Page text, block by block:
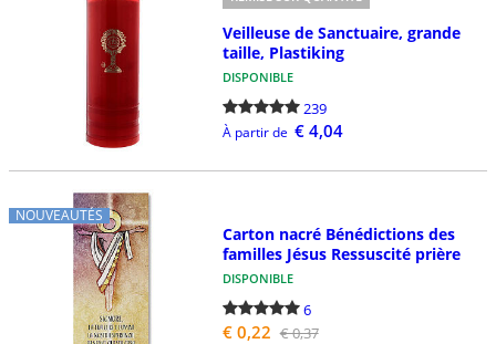
Veilleuse de Sanctuaire, grande
taille, Plastiking
DISPONIBLE
239
À partir de € 4,04
NOUVEAUTÉS
Carton nacré Bénédictions des
familles Jésus Ressuscité prière
DISPONIBLE
6
€ 0,22 € 0,37